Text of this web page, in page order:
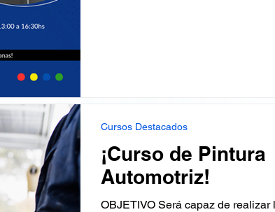
¡Curso de Pintura
Automotriz!
OBJETIVO Será capaz de realizar
Cursos Destacados